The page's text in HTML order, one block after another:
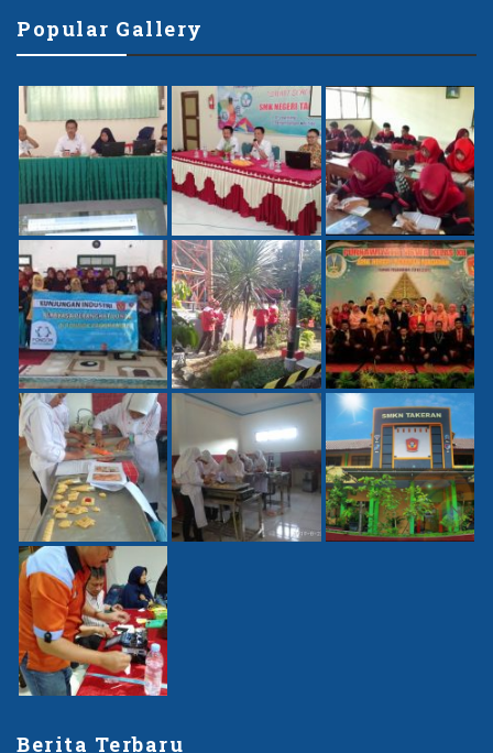
Popular Gallery
Berita Terbaru